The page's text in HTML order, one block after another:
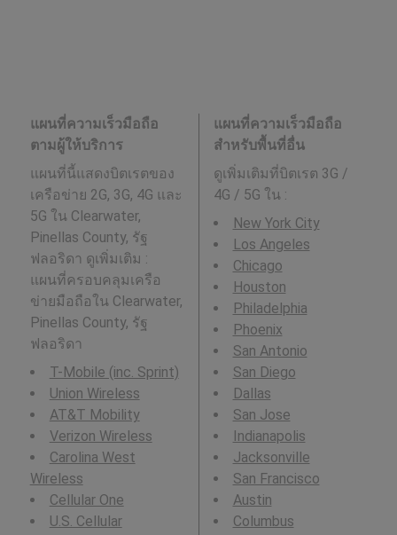
แผนที่ความเร็วมือถือ
ตามผู้ให้บริการ
แผนที่นี้แสดงบิตเรตของ
เครือข่าย 2G, 3G, 4G และ
5G ใน Clearwater,
Pinellas County, รัฐ
ฟลอริดา ดูเพิ่มเติม :
แผนที่ครอบคลุมเครือ
ข่ายมือถือใน Clearwater,
Pinellas County, รัฐ
ฟลอริดา
T-Mobile (inc. Sprint)
Union Wireless
AT&T Mobility
Verizon Wireless
Carolina West
Wireless
Cellular One
U.S. Cellular
แผนที่ความเร็วมือถือ
สำหรับพื้นที่อื่น
ดูเพิ่มเติมที่บิตเรต 3G /
4G / 5G ใน :
New York City
Los Angeles
Chicago
Houston
Philadelphia
Phoenix
San Antonio
San Diego
Dallas
San Jose
Indianapolis
Jacksonville
San Francisco
Austin
Columbus